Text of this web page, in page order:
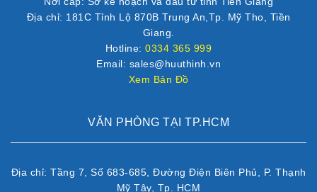
Địa chỉ: 181C Tỉnh Lộ 870B Trung An,Tp. Mỹ Tho, Tiền
Giang.
Hotline:0334 365 999
Email: sales@huuthinh.vn
Xem Bản Đồ
VĂN PHÒNG TẠI TP.HCM
Địa chỉ: Tầng 7, Số 683-685, Đường Điện Biên Phủ, P. Thạnh
Mỹ Tây, Tp. HCM